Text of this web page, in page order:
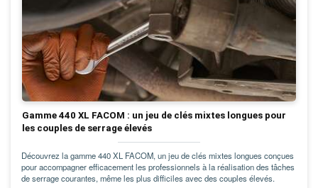
Gamme 440 XL FACOM : un jeu de clés mixtes longues pour
les couples de serrage élevés
Découvrez la gamme 440 XL FACOM, un jeu de clés mixtes longues conçues
pour accompagner efficacement les professionnels à la réalisation des tâches
de serrage courantes, même les plus difficiles avec des couples élevés.